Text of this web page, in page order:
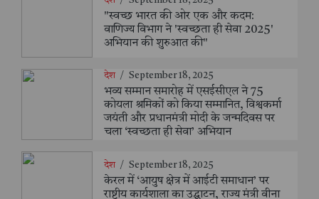
"स्वच्छ भारत की ओर एक और कदम:
वाणिज्य विभाग ने 'स्वच्छता ही सेवा 2025'
अभियान की शुरुआत की"
देश / September 18, 2025
भव्य सम्मान समारोह में एसईसीएल ने 75
कोयला श्रमिकों को किया सम्मानित, विश्वकर्मा
जयंती और प्रधानमंत्री मोदी के जन्मदिवस पर
चला ‘स्वच्छता ही सेवा’ अभियान
देश / September 18, 2025
केरल में ‘आयुष क्षेत्र में आईटी समाधान’ पर
राष्ट्रीय कार्यशाला का उद्घाटन, राज्य मंत्री वीना